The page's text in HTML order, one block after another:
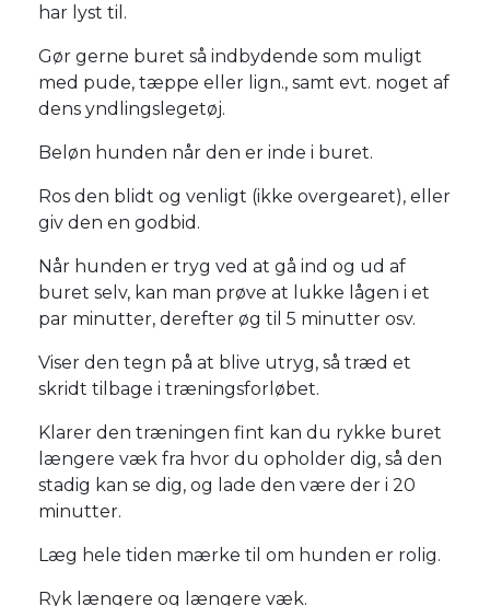
har lyst til.
Gør gerne buret så indbydende som muligt
med pude, tæppe eller lign., samt evt. noget af
dens yndlingslegetøj.
Beløn hunden når den er inde i buret.
Ros den blidt og venligt (ikke overgearet), eller
giv den en godbid.
Når hunden er tryg ved at gå ind og ud af
buret selv, kan man prøve at lukke lågen i et
par minutter, derefter øg til 5 minutter osv.
Viser den tegn på at blive utryg, så træd et
skridt tilbage i træningsforløbet.
Klarer den træningen fint kan du rykke buret
længere væk fra hvor du opholder dig, så den
stadig kan se dig, og lade den være der i 20
minutter.
Læg hele tiden mærke til om hunden er rolig.
Ryk længere og længere væk.